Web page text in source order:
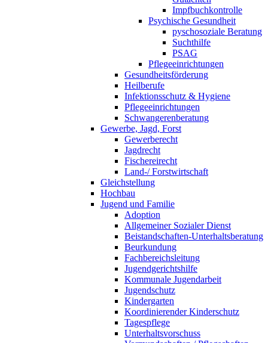
Impfbuchkontrolle
Psychische Gesundheit
pyschosoziale Beratung
Suchthilfe
PSAG
Pflegeeinrichtungen
Gesundheitsförderung
Heilberufe
Infektionsschutz & Hygiene
Pflegeeinrichtungen
Schwangerenberatung
Gewerbe, Jagd, Forst
Gewerberecht
Jagdrecht
Fischereirecht
Land-/ Forstwirtschaft
Gleichstellung
Hochbau
Jugend und Familie
Adoption
Allgemeiner Sozialer Dienst
Beistandschaften-Unterhaltsberatung
Beurkundung
Fachbereichsleitung
Jugendgerichtshilfe
Kommunale Jugendarbeit
Jugendschutz
Kindergarten
Koordinierender Kinderschutz
Tagespflege
Unterhaltsvorschuss